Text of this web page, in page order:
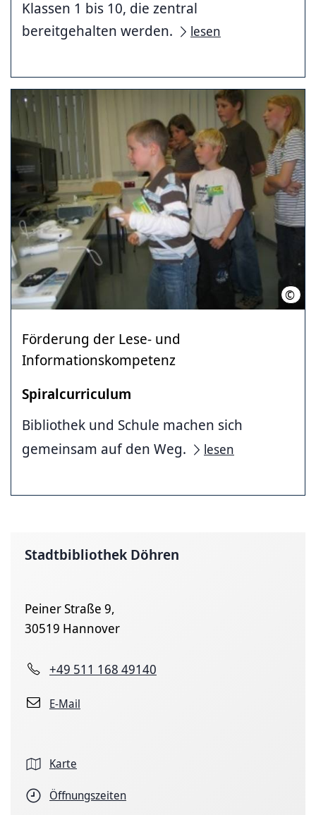
Klassen 1 bis 10, die zentral
bereitgehalten werden.
lesen
©
Förderung der Lese- und
Informationskompetenz
Spiralcurriculum
Bibliothek und Schule machen sich
gemeinsam auf den Weg.
lesen
Stadtbibliothek Döhren
Peiner Straße 9,
30519 Hannover
+49 511 168 49140
E-Mail
Karte
Öffnungszeiten